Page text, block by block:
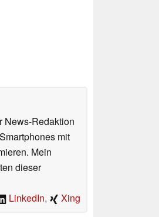
News-Redaktion
mit
Mein
dieser
LinkedIn, Xing